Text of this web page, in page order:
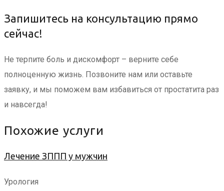
Запишитесь на консультацию прямо
сейчас!
Не терпите боль и дискомфорт – верните себе
полноценную жизнь. Позвоните нам или оставьте
заявку, и мы поможем вам избавиться от простатита раз
и навсегда!
Похожие услуги
Лечение ЗППП у мужчин
Урология